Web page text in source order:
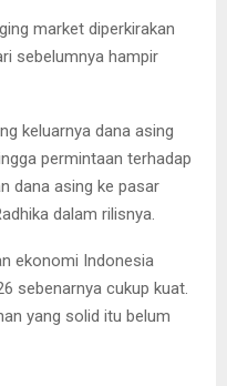
market diperkirakan
sebelumnya hampir
keluarnya dana asing
permintaan terhadap
dana asing ke pasar
dalam rilisnya.
ekonomi Indonesia
sebenarnya cukup kuat.
yang solid itu belum